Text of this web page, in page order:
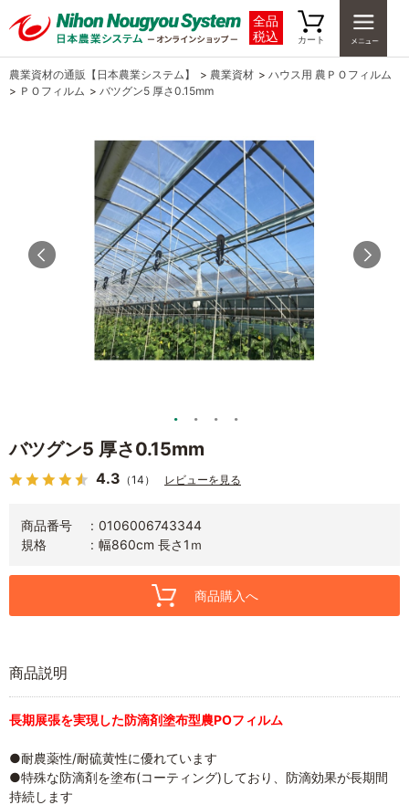
全品
税込
カート
農業資材の通販【日本農業システム】 > 農業資材 > ハウス用 農ＰＯフィルム
> ＰＯフィルム > バツグン5 厚さ0.15mm
バツグン5 厚さ0.15mm
4.3 （14） レビューを見る
商品番号
0106006743344
規格
幅860cm 長さ1ｍ
商品購入へ
商品説明
長期展張を実現した防滴剤塗布型農POフィルム
●耐農薬性/耐硫黄性に優れています
●特殊な防滴剤を塗布(コーティング)しており、防滴効果が長期間
持続します